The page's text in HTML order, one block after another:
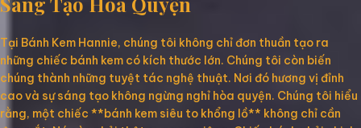
Tại Bánh Kem Hannie, chúng tôi không chỉ đơn thuần tạo ra
những chiếc bánh kem có kích thước lớn. Chúng tôi còn biến
chúng thành những tuyệt tác nghệ thuật. Nơi đó hương vị đỉnh
cao và sự sáng tạo không ngừng nghỉ hòa quyện. Chúng tôi hiểu
rằng, một chiếc **bánh kem siêu to khổng lồ** không chỉ cần